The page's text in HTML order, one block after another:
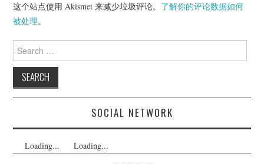
这个站点使用 Akismet 来减少垃圾评论。 了解你的评论数据如何
被处理。
Search
for:
SOCIAL NETWORK
Loading... Loading...